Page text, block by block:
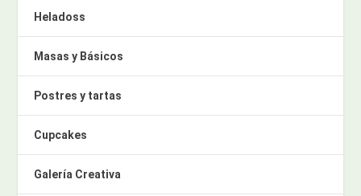
Heladoss
Masas y Básicos
Postres y tartas
Cupcakes
Galería Creativa